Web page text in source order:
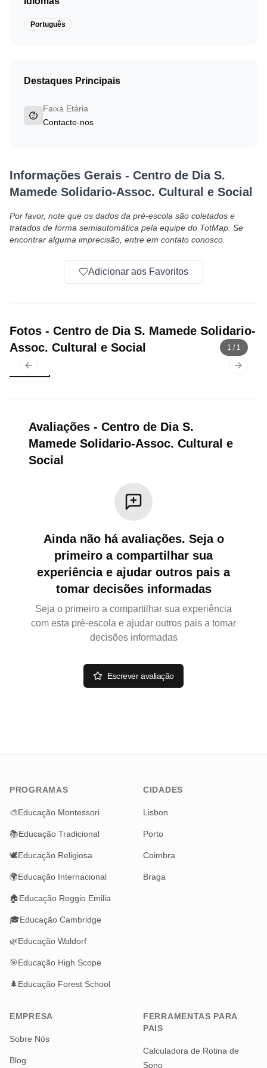
Informações Gerais - Centro de Dia S.
Mamede Solidario-Assoc. Cultural e Social
Por favor, note que os dados da pré-escola são coletados e
tratados de forma semiautomática pela equipe do TotMap. Se
encontrar alguma imprecisão, entre em contato conosco.
Adicionar aos Favoritos
Fotos - Centro de Dia S. Mamede Solidario-
Assoc. Cultural e Social
Previous slide Next
1 / 1
Avaliações - Centro de Dia S.
Mamede Solidario-Assoc. Cultural e
Social
Ainda não há avaliações. Seja o
primeiro a compartilhar sua
experiência e ajudar outros pais a
tomar decisões informadas
Seja o primeiro a compartilhar sua experiência
com esta pré-escola e ajudar outros pais a tomar
decisões informadas
Escrever avaliação
Português
Destaques Principais
Faixa Etária
Contacte-nos
PROGRAMAS
🎨Educação Montessori
📚Educação Tradicional
🕊️Educação Religiosa
🌍Educação Internacional
🏠Educação Reggio Emilia
🎓Educação Cambridge
🌿Educação Waldorf
🎯Educação High Scope
🌲Educação Forest School
CIDADES
Lisbon
Porto
Coimbra
Braga
EMPRESA
Sobre Nós
Blog
FERRAMENTAS PARA
PAIS
Calculadora de Rotina de
Sono